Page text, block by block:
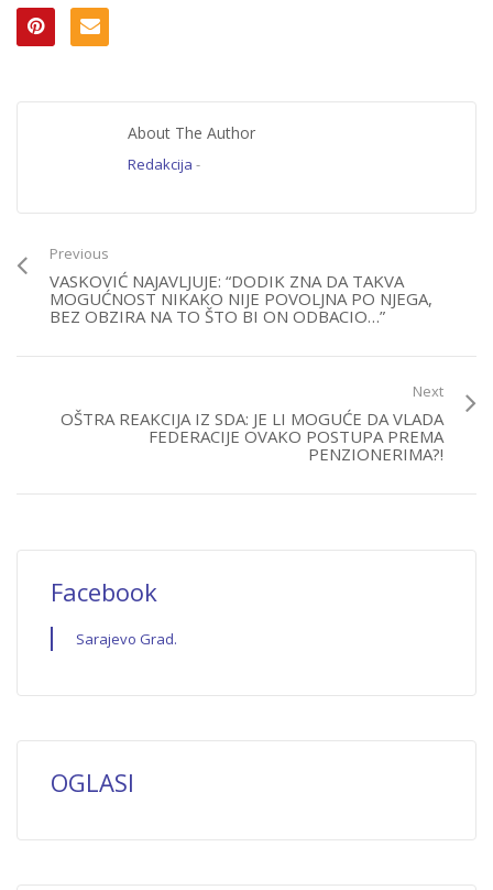
About The Author
Redakcija -
Previous
VASKOVIĆ NAJAVLJUJE: “DODIK ZNA DA TAKVA
MOGUĆNOST NIKAKO NIJE POVOLJNA PO NJEGA,
BEZ OBZIRA NA TO ŠTO BI ON ODBACIO…”
Next
OŠTRA REAKCIJA IZ SDA: JE LI MOGUĆE DA VLADA
FEDERACIJE OVAKO POSTUPA PREMA
PENZIONERIMA?!
Facebook
Sarajevo Grad.
OGLASI